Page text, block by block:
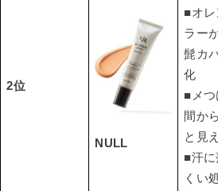
2位
NULL
■オレ
ラー
髭カ
化
■メ
間か
と見
■汗に
くい